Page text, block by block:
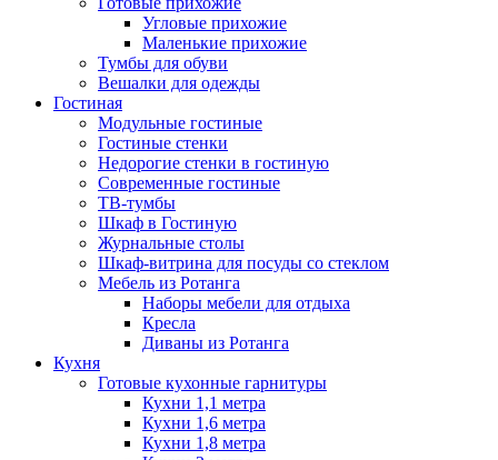
Угловые прихожие
Маленькие прихожие
Тумбы для обуви
Вешалки для одежды
Гостиная
Модульные гостиные
Гостиные стенки
Недорогие стенки в гостиную
Современные гостиные
ТВ-тумбы
Шкаф в Гостиную
Журнальные столы
Шкаф-витрина для посуды со стеклом
Мебель из Ротанга
Наборы мебели для отдыха
Кресла
Диваны из Ротанга
Кухня
Готовые кухонные гарнитуры
Кухни 1,1 метра
Кухни 1,6 метра
Кухни 1,8 метра